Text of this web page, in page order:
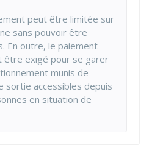
peut être limitée sur
sans pouvoir être
En outre, le paiement
être exigé pour se garer
munis de
accessibles depuis
en situation de